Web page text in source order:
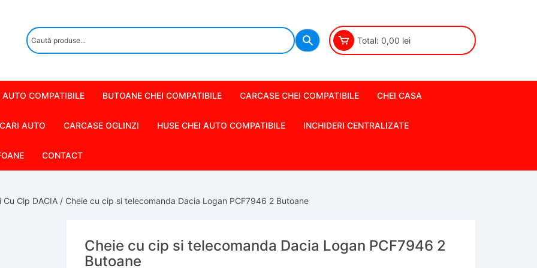
Total: 0,00 lei
AUTO COMPATIBILE BUTOANE CHEI COMPATIBILE CARCASE CHEI COMPATIBILE CHEI CASA
AUTO CARCASE OGLINZI HUSE CHEI AUTO COMPATIBILE INCHIDERI CENTRALIZATE
CONTACT
Cu Cip DACIA / Cheie cu cip si telecomanda Dacia Logan PCF7946 2 Butoane
Cheie cu cip si telecomanda Dacia Logan PCF7946 2
Butoane